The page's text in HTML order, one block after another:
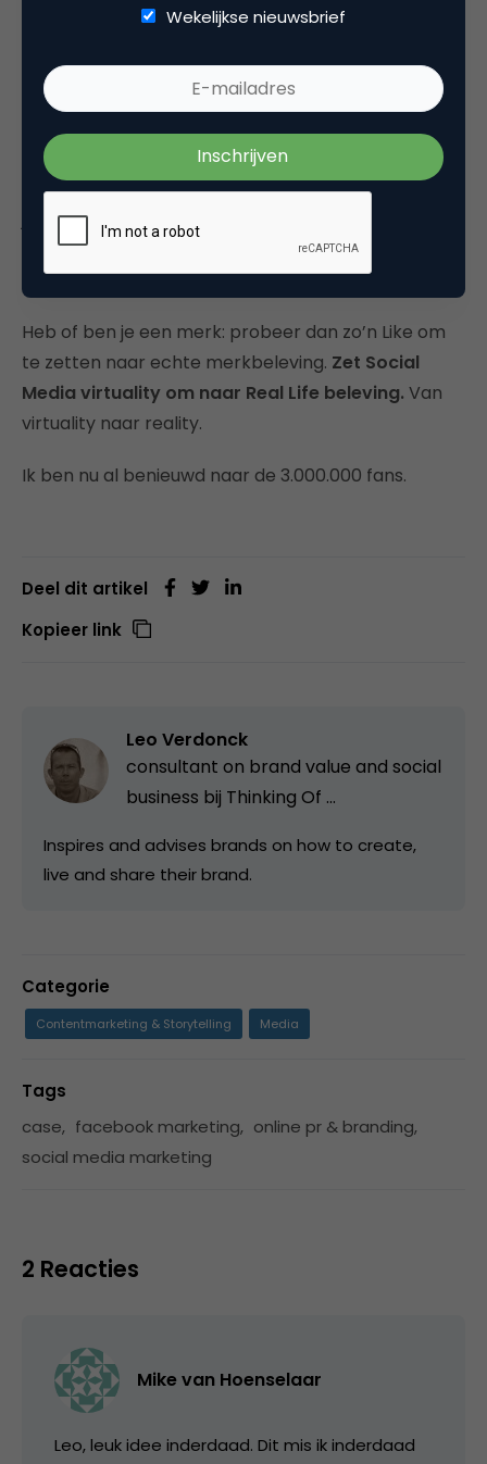
kijkt zie je dat men toen, en dus zeker nu een stap
Begrijp me goed, ik blijf het een leuk initiatief vinden
misschien mis ik hier de Oomph die je krijgt als je het
gaspedaal van een Porsche indrukt. Misschien moet
je als merk bij de keuze en inzet van een middel
toch meer naar de authenticiteit van het merk,
uniekheid van de auto, de droom, de beleving.
Heb of ben je een merk: probeer dan zo’n Like om
te zetten naar echte merkbeleving. Zet Social
Media virtuality om naar Real Life beleving. Van
virtuality naar reality.
Ik ben nu al benieuwd naar de 3.000.000 fans.
Deel dit artikel
Kopieer link
Leo Verdonck
consultant on brand value and social
business bij Thinking Of ...
Inspires and advises brands on how to create,
live and share their brand.
Categorie
Contentmarketing & Storytelling Media
Tags
case, facebook marketing, online pr & branding,
social media marketing
2 Reacties
Mike van Hoenselaar
Leo, leuk idee inderdaad. Dit mis ik inderdaad
Wekelijkse nieuwsbrief